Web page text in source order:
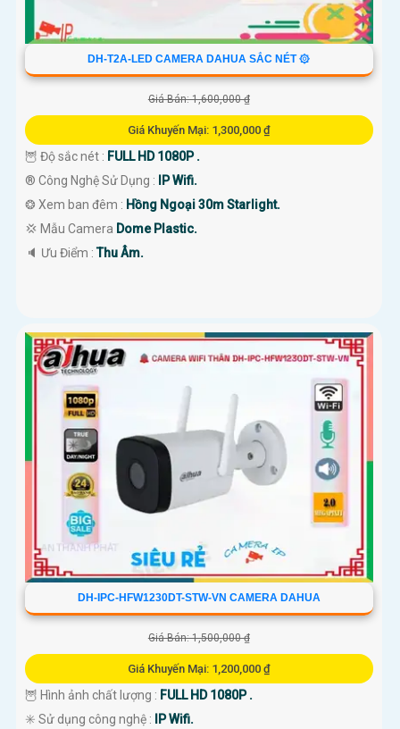
DH-T2A-LED CAMERA DAHUA SẮC NÉT ۞
Giá Bán: 1,600,000 ₫
Giá Khuyến Mại: 1,300,000 ₫
🦉 Độ sắc nét : FULL HD 1080P .
®️ Công Nghệ Sử Dụng :
IP Wifi.
❂ Xem ban đêm : Hồng Ngoại 30m Starlight.
💢 Mẫu Camera Dome Plastic.
️🔈 Ưu Điểm :Thu Âm.
DH-IPC-HFW1230DT-STW-VN CAMERA DAHUA
Giá Bán: 1,500,000 ₫
Giá Khuyến Mại: 1,200,000 ₫
🦉 Hình ảnh chất lượng : FULL HD 1080P .
✳️ Sử dụng công nghệ :
IP Wifi.